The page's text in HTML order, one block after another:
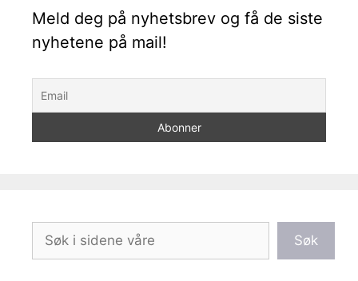
Meld deg på nyhetsbrev og få de siste
nyhetene på mail!
Søk
Søk